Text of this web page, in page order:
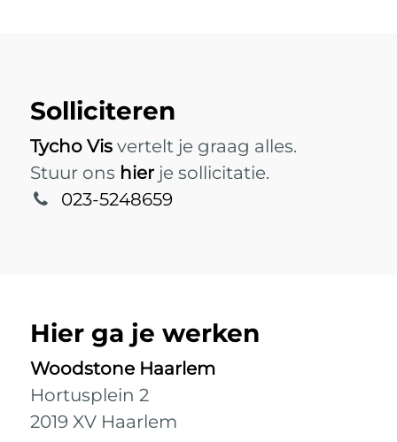
Solliciteren
Tycho Visvertelt je graag alles.
Stuur ons hier je sollicitatie.
023-5248659
Hier ga je werken
Woodstone Haarlem
Hortusplein 2
2019 XV Haarlem